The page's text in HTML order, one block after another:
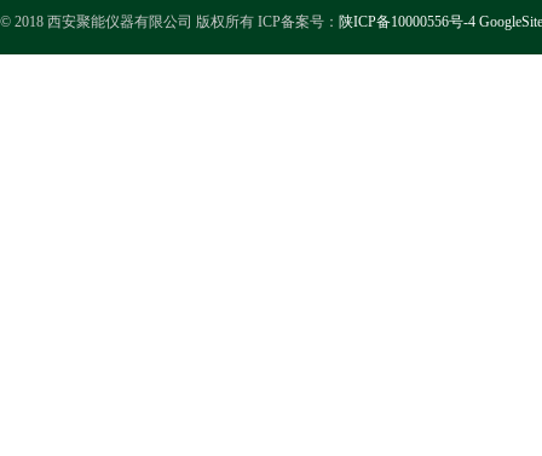
© 2018 西安聚能仪器有限公司 版权所有 ICP备案号： 陕ICP备10000556号-4